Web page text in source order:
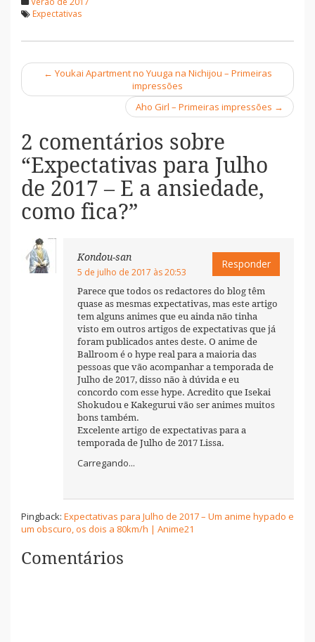
Expectativas
Navegação
← Youkai Apartment no Yuuga na Nichijou – Primeiras
impressões
Aho Girl – Primeiras impressões →
2 comentários sobre
“Expectativas para Julho
de 2017 – E a ansiedade,
como fica?”
Kondou-san
5 de julho de 2017 às 20:53
Parece que todos os redactores do blog têm
quase as mesmas expectativas, mas este artigo
tem alguns animes que eu ainda não tinha
visto em outros artigos de expectativas que já
foram publicados antes deste. O anime de
Ballroom é o hype real para a maioria das
pessoas que vão acompanhar a temporada de
Julho de 2017, disso não à dúvida e eu
concordo com esse hype. Acredito que Isekai
Shokudou e Kakegurui vão ser animes muitos
bons também.
Excelente artigo de expectativas para a
temporada de Julho de 2017 Lissa.
Carregando...
Responder
Pingback: Expectativas para Julho de 2017 – Um anime hypado e
um obscuro, os dois a 80km/h | Anime21
Comentários